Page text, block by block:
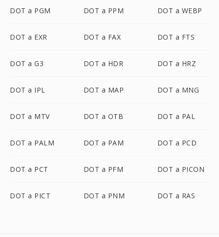
DOT a PGM DOT a PPM DOT a WEBP
DOT a EXR DOT a FAX DOT a FTS
DOT a G3 DOT a HDR DOT a HRZ
DOT a IPL DOT a MAP DOT a MNG
DOT a MTV DOT a OTB DOT a PAL
DOT a PALM DOT a PAM DOT a PCD
DOT a PCT DOT a PFM DOT a PICON
DOT a PICT DOT a PNM DOT a RAS